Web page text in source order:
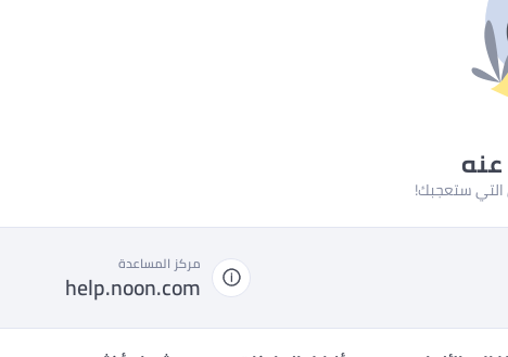
التي ستعجبك!
مركز المساعدة
help.noon.com